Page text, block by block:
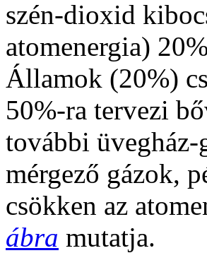
szén-dioxid
atomenergia)
Államok (20%)
50%-ra tervezi
további üvegház-
mérgező gázok,
csökken az
ábra mutatja.